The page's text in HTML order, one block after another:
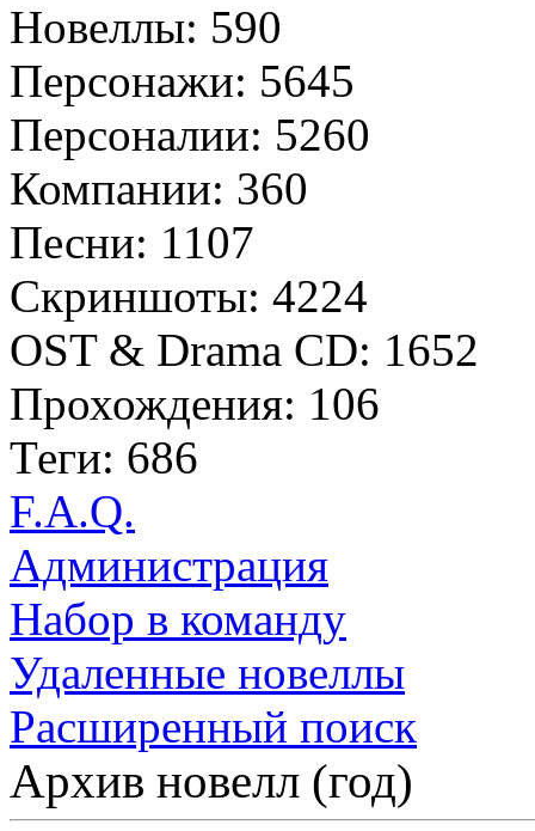
Новеллы: 590
Персонажи: 5645
Персоналии: 5260
Компании: 360
Песни: 1107
Скриншоты: 4224
OST & Drama CD: 1652
Прохождения: 106
Теги: 686
F.A.Q.
Администрация
Набор в команду
Удаленные новеллы
Расширенный поиск
Архив новелл (год)